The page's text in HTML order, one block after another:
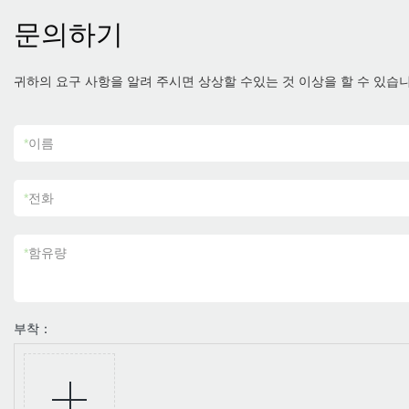
문의하기
귀하의 요구 사항을 알려 주시면 상상할 수있는 것 이상을 할 수 있습
*이름
*전화
*함유량
부착：